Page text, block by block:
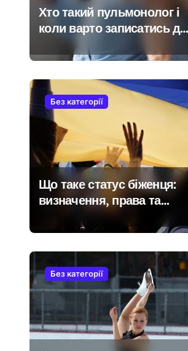
Хто такий пульмонолог і
коли варто записатись до
нього на прийом
Без категорії
Що таке статус біженця:
визначення, права та
порядок отримання
Без категорії